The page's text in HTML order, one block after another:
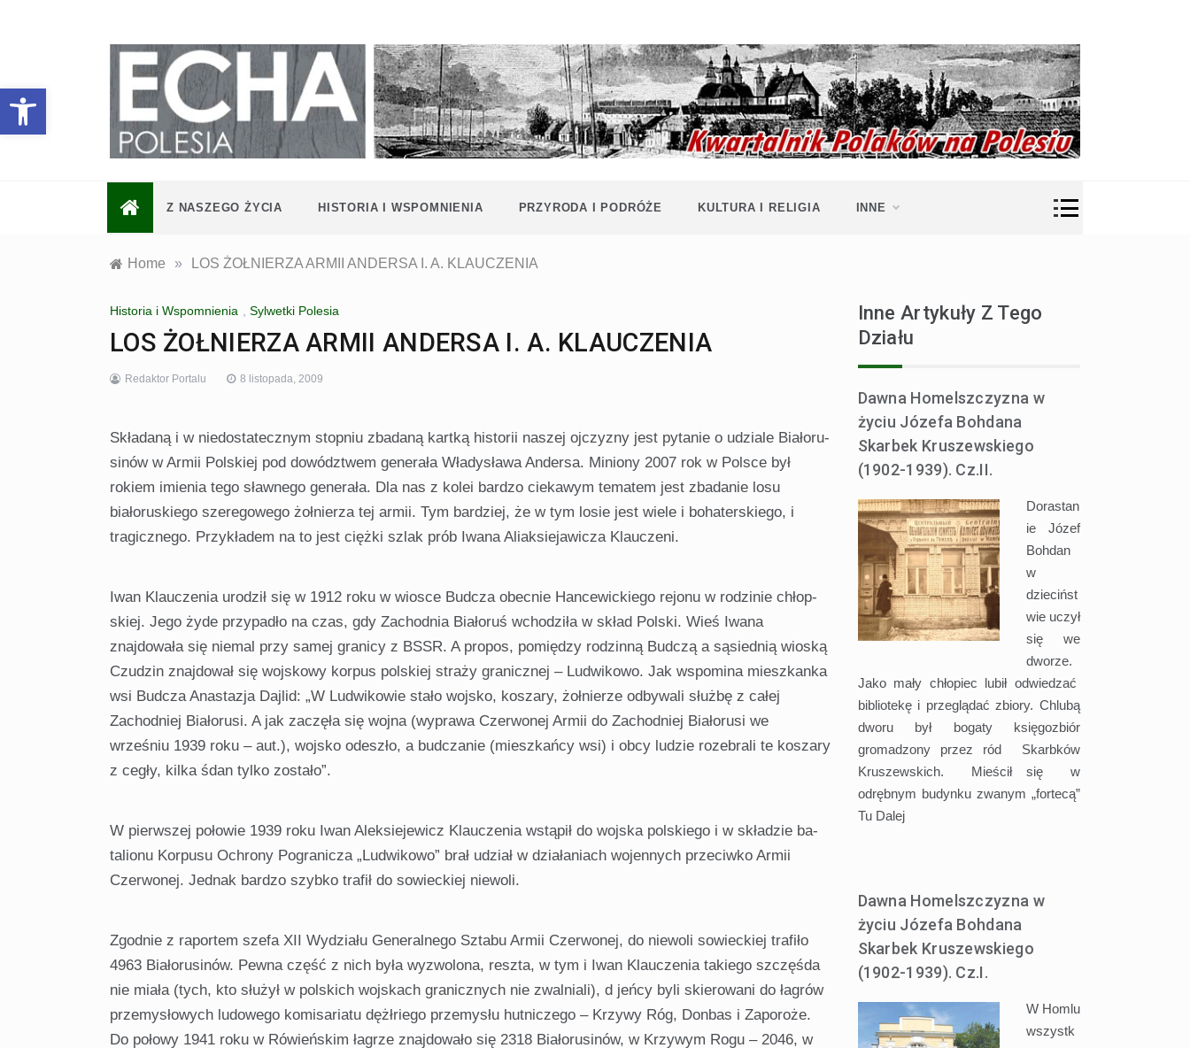
Otwórz pasek narzędzi
Echa
Polesia
współczesność
Polaków na
Polesiu.
Przyroda,
zabytki, kultura
i wspomnienia
z Polesia.
Z NASZEGO ŻYCIA HISTORIA I WSPOMNIENIA PRZYRODA I PODRÓŻE KULTURA I RELIGIA INNE
Home » LOS ŻOŁNIERZA ARMII ANDERSA I. A. KLAUCZENIA
Historia i Wspomnienia , Sylwetki Polesia
LOS ŻOŁNIERZA ARMII ANDERSA I. A. KLAUCZENIA
Redaktor Portalu 8 listopada, 2009
Składaną i w niedostatecznym stopniu zbadaną kartką historii naszej ojczyzny jest pytanie o udziale Białoru­
sinów w Armii Polskiej pod dowództwem generała Wła­dysława Andersa. Miniony 2007 rok w Polsce był
rokiem imienia tego sławnego generała. Dla nas z kolei bardzo ciekawym tematem jest zbadanie losu
białoruskiego sze­regowego żołnierza tej armii. Tym bardziej, że w tym losie jest wiele i bohaterskiego, i
tragicznego. Przykładem na to jest ciężki szlak prób Iwana Aliaksiejawicza Klauczeni.
Iwan Klauczenia urodził się w 1912 roku w wiosce Budcza obecnie Hancewickiego rejonu w rodzinie chłop­
skiej. Jego żyde przypadło na czas, gdy Zachodnia Biało­ruś wchodziła w skład Polski. Wieś Iwana
znajdowała się niemal przy samej granicy z BSSR. A propos, pomiędzy rodzinną Budczą a sąsiednią wioską
Czudzin znajdował się wojskowy korpus polskiej straży granicznej – Ludwikowo. Jak wspomina mieszkanka
wsi Budcza Anastazja Dajlid: „W Ludwikowie stało wojsko, koszary, żołnierze odbywali służbę z całej
Zachodniej Białorusi. A jak zaczę­ła się wojna (wyprawa Czerwonej Armii do Zachodniej Białorusi we
wrześniu 1939 roku – aut.), wojsko odeszło, a budczanie (mieszkańcy wsi) i obcy ludzie rozebrali te koszary
z cegły, kilka śdan tylko zostało”.
W pierwszej połowie 1939 roku Iwan Aleksiejewicz Klauczenia wstąpił do wojska polskiego i w składzie ba­
talionu Korpusu Ochrony Pogranicza „Ludwikowo” brał udział w działaniach wojennych przeciwko Armii
Czer­wonej. Jednak bardzo szybko trafił do sowieckiej niewoli.
Zgodnie z raportem szefa XII Wydziału Generalnego Sztabu Armii Czerwonej, do niewoli sowieckiej trafiło
4963 Białorusinów. Pewna część z nich była wyzwolo­na, reszta, w tym i Iwan Klauczenia takiego szczęśda
nie miała (tych, kto służył w polskich wojskach granicznych nie zwalniali), d jeńcy byli skierowani do łagrów
przemy­słowych ludowego komisariatu dężłriego przemysłu hut­niczego – Krzywy Róg, Donbas i Zaporoże.
Do połowy 1941 roku w Rówieńskim łagrze znajdowało się 2318 Bia­łorusinów, w Krzywym Rogu – 2046, w
Inne Artykuły Z Tego
Działu
Dawna Homelszczyzna w
życiu Józefa Bohdana
Skarbek Kruszewskiego
(1902-1939). Cz.II.
Dorastan
ie Józef
Bohdan
w
dziecińst
wie uczył
się we
dworze.
Jako mały chłopiec lubił odwiedzać
bibliotekę i przeglądać zbiory. Chlubą
dworu był bogaty księgozbiór
gromadzony przez ród Skarbków
Kruszewskich. Mieścił się w
odrębnym budynku zwanym „fortecą”
Tu Dalej
Dawna Homelszczyzna w
życiu Józefa Bohdana
Skarbek Kruszewskiego
(1902-1939). Cz.I.
W Homlu
wszystk